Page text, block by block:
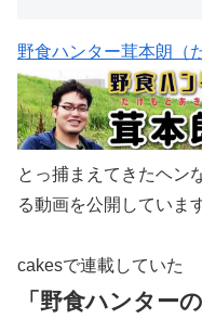
野食ハンター茸本朗（
とっ捕まえてきたヘン
る動画を公開していま
cakesで連載していた
「野食ハンター